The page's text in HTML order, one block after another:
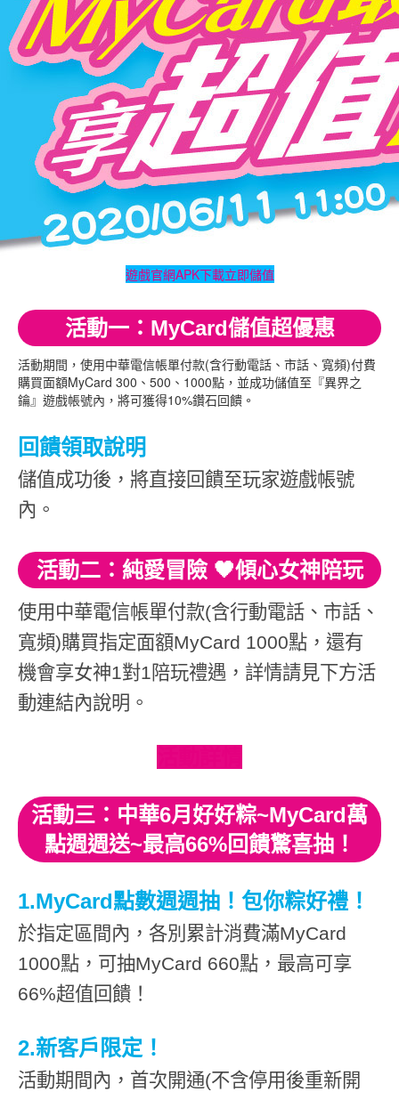
遊戲官網APK下載立即儲值
活動一：MyCard儲值超優惠
活動期間，使用中華電信帳單付款(含行動電話、市話、寬頻)付費
購買面額MyCard 300、500、1000點，並成功儲值至『異界之
鑰』遊戲帳號內，將可獲得10%鑽石回饋。
回饋領取說明
儲值成功後，將直接回饋至玩家遊戲帳號
內。
活動二：純愛冒險 🖤傾心女神陪玩
使用中華電信帳單付款(含行動電話、市話、
寬頻)購買指定面額MyCard 1000點，還有
機會享女神1對1陪玩禮遇，詳情請見下方活
動連結內說明。
活動三：中華6月好好粽~MyCard萬
點週週送~最高66%回饋驚喜抽！
1.MyCard點數週週抽！包你粽好禮！
於指定區間內，各別累計消費滿MyCard
1000點，可抽MyCard 660點，最高可享
66%超值回饋！
2.新客戶限定！
活動期間內，首次開通(不含停用後重新開